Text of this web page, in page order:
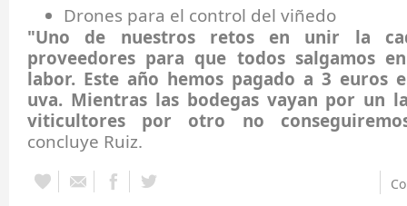
Drones para el control del viñedo
"Uno de nuestros retos en unir la
proveedores para que todos salgamos
labor. Este año hemos pagado a 3 euros
uva. Mientras las bodegas vayan por un
viticultores por otro no
concluye Ruiz.